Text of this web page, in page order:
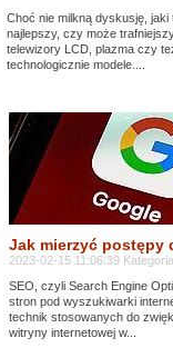
Choć nie milkną dyskusję, jaki
najlepszy, czy może
telewizory LCD, plazma czy
technologicznie modele....
Jak mierzyć postępy
2023-02-15 11:06:39
SEO, czyli Search Engine
stron pod wyszukiwarki
technik stosowanych do
witryny internetowej w...